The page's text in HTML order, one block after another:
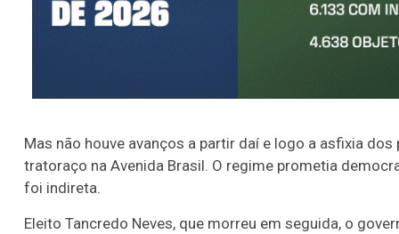
Mas não houve avanços a partir daí e logo a asfixia
tratoraço na Avenida Brasil. O regime prometia
foi indireta.
Eleito Tancredo Neves, que morreu em seguida, o